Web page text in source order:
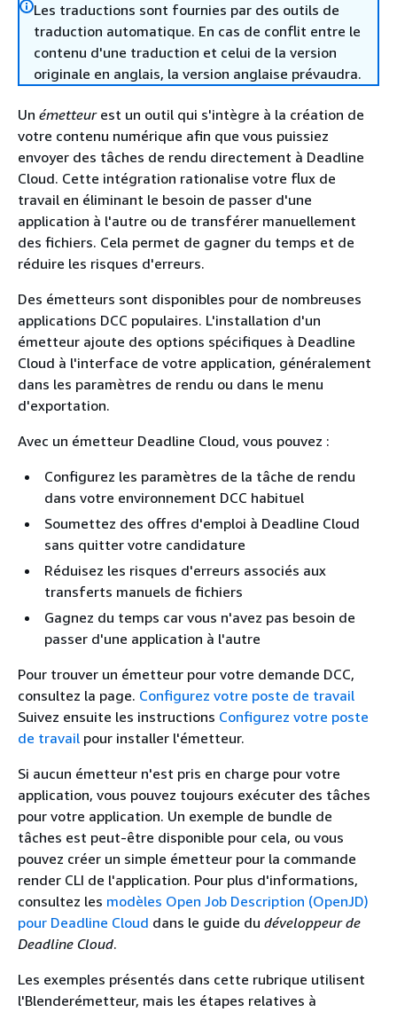
Les traductions sont fournies par des outils de
traduction automatique. En cas de conflit entre le
contenu d'une traduction et celui de la version
originale en anglais, la version anglaise prévaudra.
Un émetteurest un outil qui s'intègre à la création de
votre contenu numérique afin que vous puissiez
envoyer des tâches de rendu directement à Deadline
Cloud. Cette intégration rationalise votre flux de
travail en éliminant le besoin de passer d'une
application à l'autre ou de transférer manuellement
des fichiers. Cela permet de gagner du temps et de
réduire les risques d'erreurs.
Des émetteurs sont disponibles pour de nombreuses
applications DCC populaires. L'installation d'un
émetteur ajoute des options spécifiques à Deadline
Cloud à l'interface de votre application, généralement
dans les paramètres de rendu ou dans le menu
d'exportation.
Avec un émetteur Deadline Cloud, vous pouvez :
Configurez les paramètres de la tâche de rendu
dans votre environnement DCC habituel
Soumettez des offres d'emploi à Deadline Cloud
sans quitter votre candidature
Réduisez les risques d'erreurs associés aux
transferts manuels de fichiers
Gagnez du temps car vous n'avez pas besoin de
passer d'une application à l'autre
Pour trouver un émetteur pour votre demande DCC,
consultez la page. Configurez votre poste de travail
Suivez ensuite les instructions Configurez votre poste
de travail pour installer l'émetteur.
Si aucun émetteur n'est pris en charge pour votre
application, vous pouvez toujours exécuter des tâches
pour votre application. Un exemple de bundle de
tâches est peut-être disponible pour cela, ou vous
pouvez créer un simple émetteur pour la commande
render CLI de l'application. Pour plus d'informations,
consultez les modèles Open Job Description (OpenJD)
pour Deadline Cloud dans le guide du développeur de
Deadline Cloud.
Les exemples présentés dans cette rubrique utilisent
l'Blenderémetteur, mais les étapes relatives à